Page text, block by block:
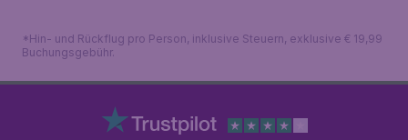
*Hin- und Rückflug pro Person, inklusive Steuern, exklusive € 19,99
Buchungsgebühr.